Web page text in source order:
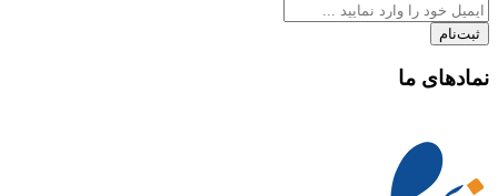
ثبت‌نام
نمادهای ما